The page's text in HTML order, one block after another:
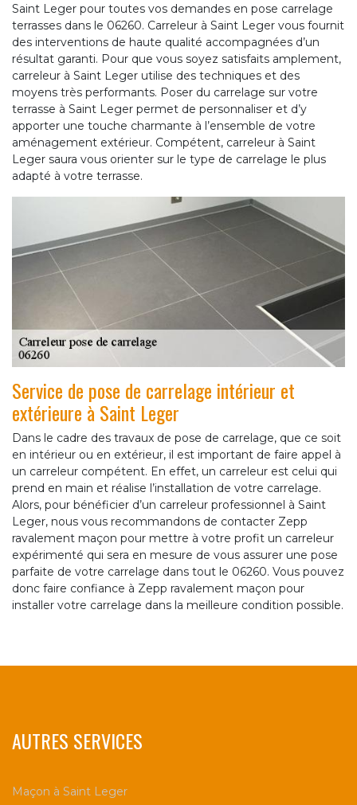
Saint Leger pour toutes vos demandes en pose carrelage
terrasses dans le 06260. Carreleur à Saint Leger vous fournit
des interventions de haute qualité accompagnées d’un
résultat garanti. Pour que vous soyez satisfaits amplement,
carreleur à Saint Leger utilise des techniques et des
moyens très performants. Poser du carrelage sur votre
terrasse à Saint Leger permet de personnaliser et d’y
apporter une touche charmante à l’ensemble de votre
aménagement extérieur. Compétent, carreleur à Saint
Leger saura vous orienter sur le type de carrelage le plus
adapté à votre terrasse.
Service de pose de carrelage intérieur et
extérieure à Saint Leger
Dans le cadre des travaux de pose de carrelage, que ce soit
en intérieur ou en extérieur, il est important de faire appel à
un carreleur compétent. En effet, un carreleur est celui qui
prend en main et réalise l’installation de votre carrelage.
Alors, pour bénéficier d’un carreleur professionnel à Saint
Leger, nous vous recommandons de contacter Zepp
ravalement maçon pour mettre à votre profit un carreleur
expérimenté qui sera en mesure de vous assurer une pose
parfaite de votre carrelage dans tout le 06260. Vous pouvez
donc faire confiance à Zepp ravalement maçon pour
installer votre carrelage dans la meilleure condition possible.
AUTRES SERVICES
Maçon à Saint Leger